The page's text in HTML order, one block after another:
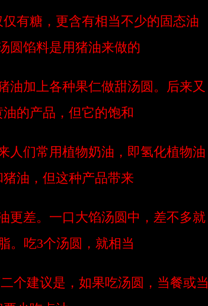
有糖，更含有相当不少的固态油
圆馅料是用猪油来做的
油加上各种果仁做甜汤圆。后来又
的产品，但它的饱和
人们常用植物奶油，即氢化植物油
油，但这种产品带来
更差。一口大馅汤圆中，差不多就
。吃3个汤圆，就相当
个建议是，如果吃汤圆，当餐或当